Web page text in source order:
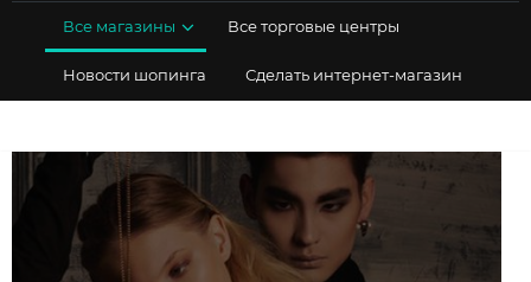
Все магазины Все торговые центры
Новости шопинга Сделать интернет-магазин